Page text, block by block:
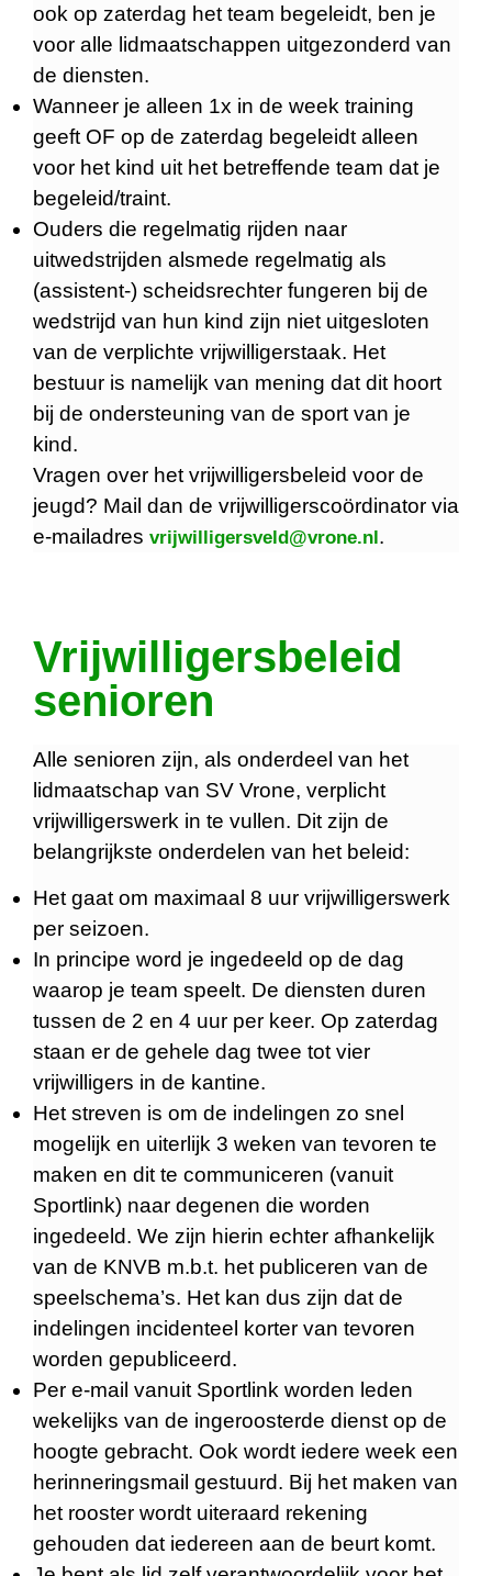
ook op zaterdag het team begeleidt, ben je
voor alle lidmaatschappen uitgezonderd van
de diensten.
Wanneer je alleen 1x in de week training
geeft OF op de zaterdag begeleidt alleen
voor het kind uit het betreffende team dat je
begeleid/traint.
Ouders die regelmatig rijden naar
uitwedstrijden alsmede regelmatig als
(assistent-) scheidsrechter fungeren bij de
wedstrijd van hun kind zijn niet uitgesloten
van de verplichte vrijwilligerstaak. Het
bestuur is namelijk van mening dat dit hoort
bij de ondersteuning van de sport van je
kind.
Vragen over het vrijwilligersbeleid voor de
jeugd? Mail dan de vrijwilligerscoördinator via
e-mailadres vrijwilligersveld@vrone.nl.
Vrijwilligersbeleid
senioren
Alle senioren zijn, als onderdeel van het
lidmaatschap van SV Vrone, verplicht
vrijwilligerswerk in te vullen. Dit zijn de
belangrijkste onderdelen van het beleid:
Het gaat om maximaal 8 uur vrijwilligerswerk
per seizoen.
In principe word je ingedeeld op de dag
waarop je team speelt. De diensten duren
tussen de 2 en 4 uur per keer. Op zaterdag
staan er de gehele dag twee tot vier
vrijwilligers in de kantine.
Het streven is om de indelingen zo snel
mogelijk en uiterlijk 3 weken van tevoren te
maken en dit te communiceren (vanuit
Sportlink) naar degenen die worden
ingedeeld. We zijn hierin echter afhankelijk
van de KNVB m.b.t. het publiceren van de
speelschema’s. Het kan dus zijn dat de
indelingen incidenteel korter van tevoren
worden gepubliceerd.
Per e-mail vanuit Sportlink worden leden
wekelijks van de ingeroosterde dienst op de
hoogte gebracht. Ook wordt iedere week een
herinneringsmail gestuurd. Bij het maken van
het rooster wordt uiteraard rekening
gehouden dat iedereen aan de beurt komt.